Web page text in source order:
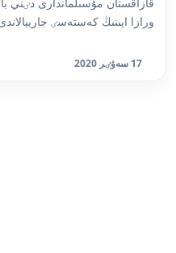
ورازا ايىنىڭ كەستەسٸ
17 سەۋٸر 2020